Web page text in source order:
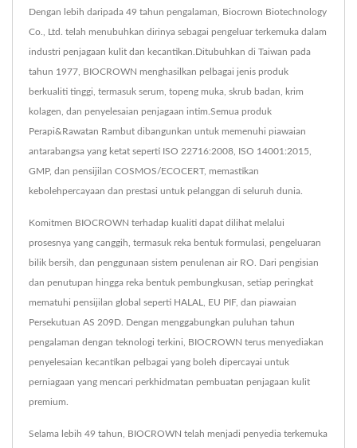
Dengan lebih daripada 49 tahun pengalaman, Biocrown Biotechnology
Co., Ltd. telah menubuhkan dirinya sebagai pengeluar terkemuka dalam
industri penjagaan kulit dan kecantikan.Ditubuhkan di Taiwan pada
tahun 1977, BIOCROWN menghasilkan pelbagai jenis produk
berkualiti tinggi, termasuk serum, topeng muka, skrub badan, krim
kolagen, dan penyelesaian penjagaan intim.Semua produk
Perapi&Rawatan Rambut dibangunkan untuk memenuhi piawaian
antarabangsa yang ketat seperti ISO 22716:2008, ISO 14001:2015,
GMP, dan pensijilan COSMOS/ECOCERT, memastikan
kebolehpercayaan dan prestasi untuk pelanggan di seluruh dunia.
Komitmen BIOCROWN terhadap kualiti dapat dilihat melalui
prosesnya yang canggih, termasuk reka bentuk formulasi, pengeluaran
bilik bersih, dan penggunaan sistem penulenan air RO. Dari pengisian
dan penutupan hingga reka bentuk pembungkusan, setiap peringkat
mematuhi pensijilan global seperti HALAL, EU PIF, dan piawaian
Persekutuan AS 209D. Dengan menggabungkan puluhan tahun
pengalaman dengan teknologi terkini, BIOCROWN terus menyediakan
penyelesaian kecantikan pelbagai yang boleh dipercayai untuk
perniagaan yang mencari perkhidmatan pembuatan penjagaan kulit
premium.
Selama lebih 49 tahun, BIOCROWN telah menjadi penyedia terkemuka